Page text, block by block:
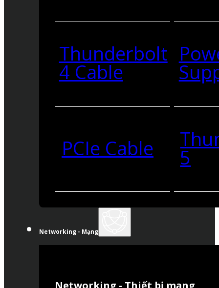
Thunderbolt
4 Cable
PCIe Cable 5
Networking - Mạng